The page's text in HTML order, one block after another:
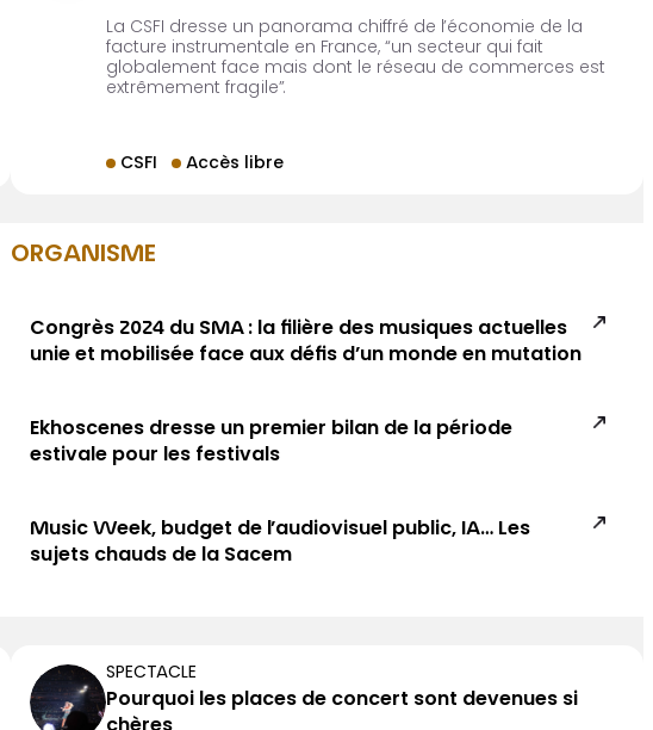
La CSFI dresse un panorama chiffré de l’économie de la
facture instrumentale en France, “un secteur qui fait
globalement face mais dont le réseau de commerces est
extrêmement fragile”.
CSFI Accès libre
ORGANISME
Congrès 2024 du SMA : la filière des musiques actuelles
unie et mobilisée face aux défis d’un monde en mutation
Ekhoscenes dresse un premier bilan de la période
estivale pour les festivals
Music Week, budget de l’audiovisuel public, IA… Les
sujets chauds de la Sacem
SPECTACLE
Pourquoi les places de concert sont devenues si